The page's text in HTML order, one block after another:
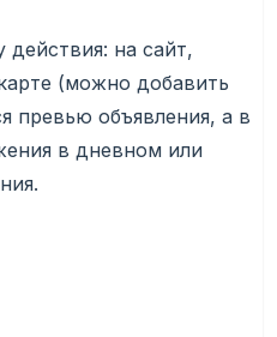
действия: на сайт,
(можно добавить
превью объявления, а в
в дневном или